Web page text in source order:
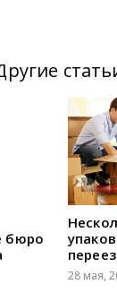
бюро
28 мая,